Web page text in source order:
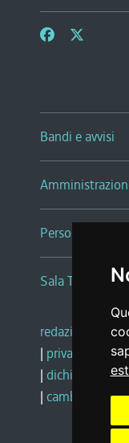
Bandi e avvisi
Persone e Uffici
Sala Tiziano
redazione web
| privacy
| dichiarazione
| cambio